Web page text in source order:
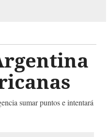
sumar puntos e intentará